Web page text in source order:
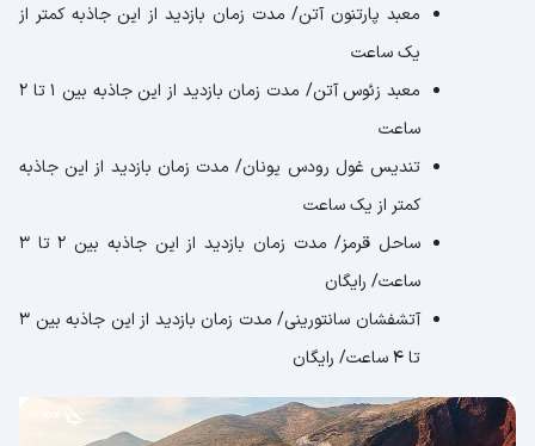
معبد پارتنون آتن/ مدت زمان بازدید از این جاذبه کمتر از
یک ساعت
معبد زئوس آتن/ مدت زمان بازدید از این جاذبه بین ۱ تا ۲
ساعت
تندیس غول رودس یونان/ مدت زمان بازدید از این جاذبه
کمتر از یک ساعت
ساحل قرمز/ مدت زمان بازدید از این جاذبه بین ۲ تا ۳
ساعت/ رایگان
آتشفشان سانتورینی/ مدت زمان بازدید از این جاذبه بین ۳
تا ۴ ساعت/ رایگان